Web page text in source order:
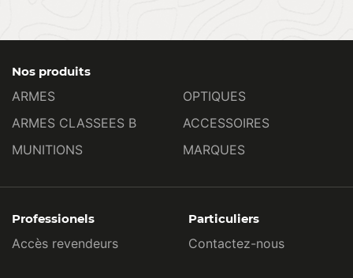
Nos produits
ARMES
ARMES CLASSEES B
MUNITIONS
OPTIQUES
ACCESSOIRES
MARQUES
Professionels
Accès revendeurs
Particuliers
Contactez-nous